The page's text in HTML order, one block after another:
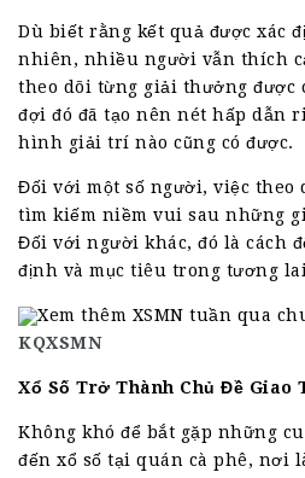
Dù biết rằng kết quả được xác
nhiên, nhiều người vẫn thích
theo dõi từng giải thưởng được
đợi đó đã tạo nên nét hấp dẫn
hình giải trí nào cũng có được.
Đối với một số người, việc theo
tìm kiếm niềm vui sau những
Đối với người khác, đó là cách
định và mục tiêu trong tương
Xem thêm XSMN tuần qua
KQXSMN
Xổ Số Trở Thành Chủ Đề Giao
Không khó để bắt gặp những
đến xổ số tại quán cà phê, nơi